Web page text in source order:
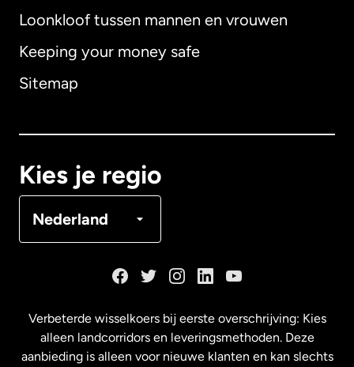
Loonkloof tussen mannen en vrouwen
Keeping your money safe
Sitemap
Kies je regio
Nederland
Australië
Maleisië
Verbeterde wisselkoers bij eerste overschrijving: Kies
alleen landcorridors en leveringsmethoden. Deze
aanbieding is alleen voor nieuwe klanten en kan slechts